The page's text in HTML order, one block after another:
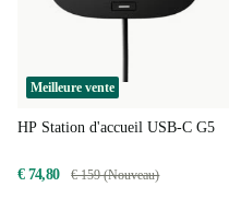
Meilleure vente
HP Station d'accueil USB-C G5
€ 74,80 € 159 (Nouveau)